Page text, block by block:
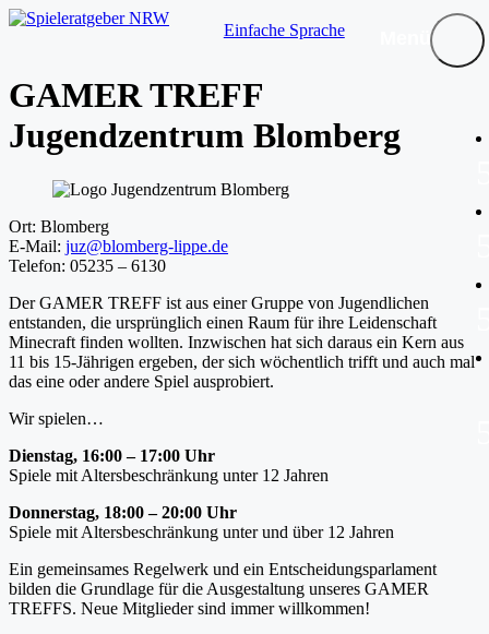
Einfache Sprache Menü
GAMER TREFF
Jugendzentrum Blomberg
Ort: Blomberg
E-Mail: juz@blomberg-lippe.de
Telefon: 05235 – 6130
Der GAMER TREFF ist aus einer Gruppe von Jugendlichen
entstanden, die ursprünglich einen Raum für ihre Leidenschaft
Minecraft finden wollten. Inzwischen hat sich daraus ein Kern aus
11 bis 15-Jährigen ergeben, der sich wöchentlich trifft und auch mal
das eine oder andere Spiel ausprobiert.
Wir spielen…
Dienstag, 16:00 – 17:00 Uhr
Spiele mit Altersbeschränkung unter 12 Jahren
Donnerstag, 18:00 – 20:00 Uhr
Spiele mit Altersbeschränkung unter und über 12 Jahren
Ein gemeinsames Regelwerk und ein Entscheidungsparlament
bilden die Grundlage für die Ausgestaltung unseres GAMER
TREFFS. Neue Mitglieder sind immer willkommen!